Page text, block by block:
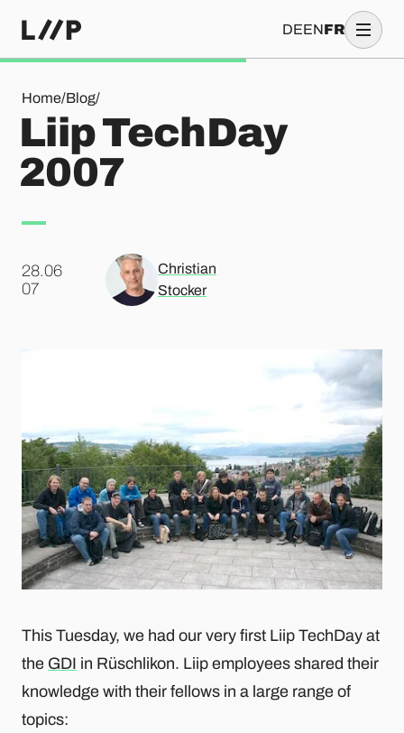
DEENFR
Home/Blog/
Liip TechDay 2007
Liip TechDay
2007
28.06
.07
Christian
Stocker
This Tuesday, we had our very first Liip TechDay at
the GDI in Rüschlikon. Liip employees shared their
knowledge with their fellows in a large range of
topics: